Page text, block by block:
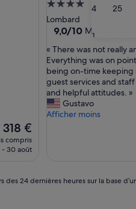
24 25
31
Le
nouveau
prix
318 €
318 €
compris
- 30 août
Hébergement
4.0 étoiles
Lombard
9.0
10,
Merveilleux,
(1 368 avis)
9,0/10 Merveilleux
«
T
h
e
r
e
w
r
« There was not really
Everything was on
being on-time keeping
guest services and
and helpful attitudes. »
Gustavo
Afficher moins
des 24 dernières heures sur la base